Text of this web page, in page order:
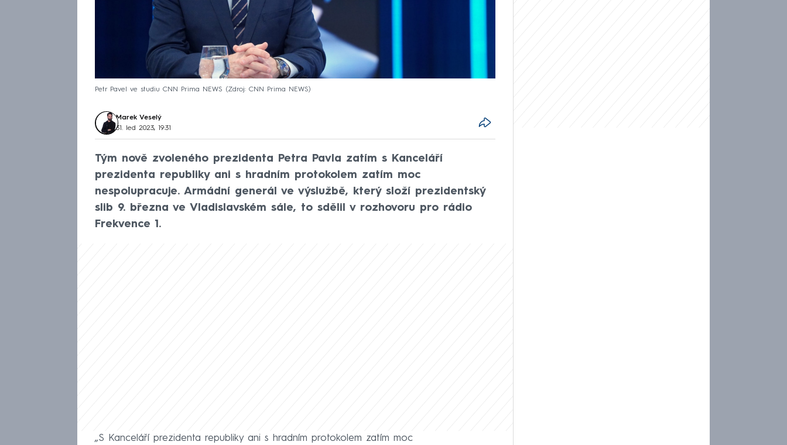
Petr Pavel ve studiu CNN Prima NEWS Zdroj: CNN Prima NEWS
Marek Veselý
31. led 2023, 19:31
Tým nově zvoleného prezidenta Petra Pavla zatím s Kanceláří
prezidenta republiky ani s hradním protokolem zatím moc
nespolupracuje. Armádní generál ve výslužbě, který složí prezidentský
slib 9. března ve Vladislavském sále, to sdělil v rozhovoru pro rádio
Frekvence 1.
„S Kanceláří prezidenta republiky ani s hradním protokolem zatím moc